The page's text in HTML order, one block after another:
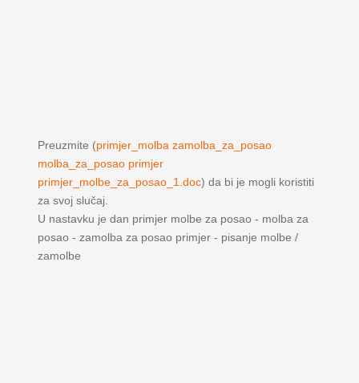
Preuzmite (primjer_molba zamolba_za_posao
molba_za_posao primjer
primjer_molbe_za_posao_1.doc) da bi je mogli koristiti
za svoj slučaj.
U nastavku je dan primjer molbe za posao - molba za
posao - zamolba za posao primjer - pisanje molbe /
zamolbe